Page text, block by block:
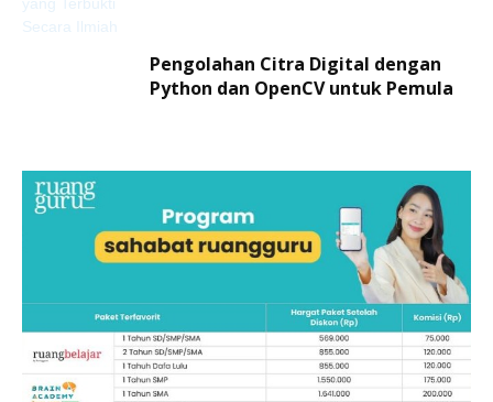
Pengolahan Citra Digital dengan
Python dan OpenCV untuk Pemula